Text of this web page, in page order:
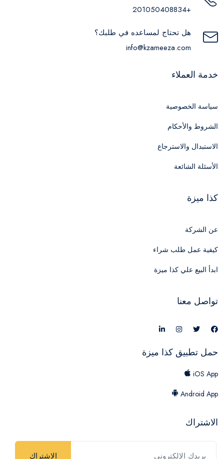
+201050408834
هل تحتاج لمساعده في طلبك؟
info@kzameeza.com
خدمة العملاء
سياسة الخصوصية
الشروط والأحكام
الاستبدال والاسترجاع
الأسئلة الشائعة
كذا ميزة
عن الشركة
كيفية عمل طلب شراء
ابدأ البيع علي كذا ميزة
تواصل معنا
حمل تطبيق كذا ميزة
iOS App
Android App
الاشتراك
الاشتراك